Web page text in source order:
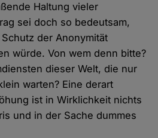
Haltung vieler
sei doch so bedeutsam,
der Anonymität
würde. Von wem denn bitte?
dieser Welt, die nur
warten? Eine derart
ist in Wirklichkeit nichts
und in der Sache dummes